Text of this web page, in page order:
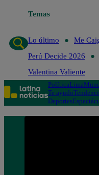
Temas
Lo último
Me
Perú Decide 2026
Valentina Valiente
PolíticaLima
Te ayudo
Deportes